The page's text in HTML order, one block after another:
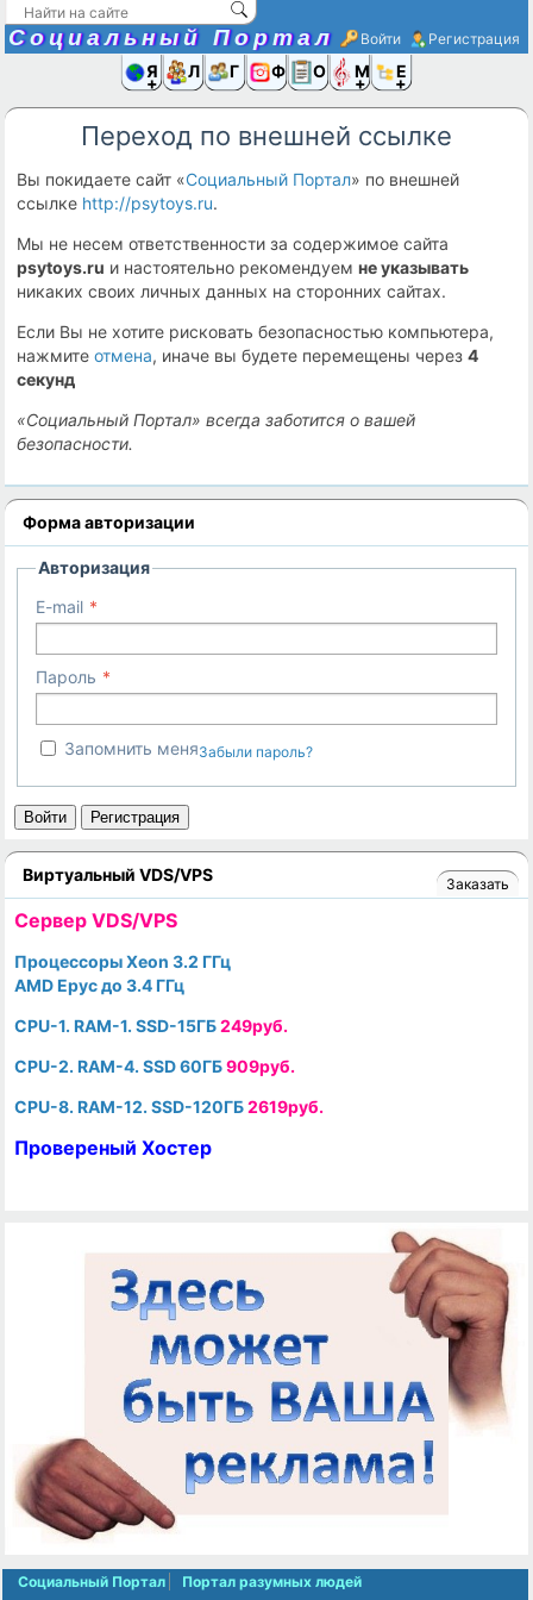
Социальный Портал Войти Регистрация
Я иЛюди
Группы
Фото Ещё
Переход по внешней ссылке
Вы покидаете сайт «Социальный Портал» по внешней
ссылке http://psytoys.ru.
Мы не несем ответственности за содержимое сайта
psytoys.ru и настоятельно рекомендуемне указывать
никаких своих личных данных на сторонних сайтах.
Если Вы не хотите рисковать безопасностью компьютера,
нажмитеотмена, иначе вы будете перемещены через4
секунд
«Социальный Портал» всегда заботится о вашей
безопасности.
Форма авторизации
Авторизация
E-mail
Пароль
Запомнить меняЗабыли пароль?
Войти Регистрация
Виртуальный VDS/VPS Заказать
Cервер VDS/VPS
Процессоры Xeon 3.2 ГГц
AMD Epyc до 3.4 ГГц
CPU-1. RAM-1. SSD-15ГБ249руб.
CPU-2. RAM-4. SSD 60ГБ909руб.
CPU-8. RAM-12. SSD-120ГБ2619руб.
Провереный Хостер
Социальный Портал Портал разумных людей